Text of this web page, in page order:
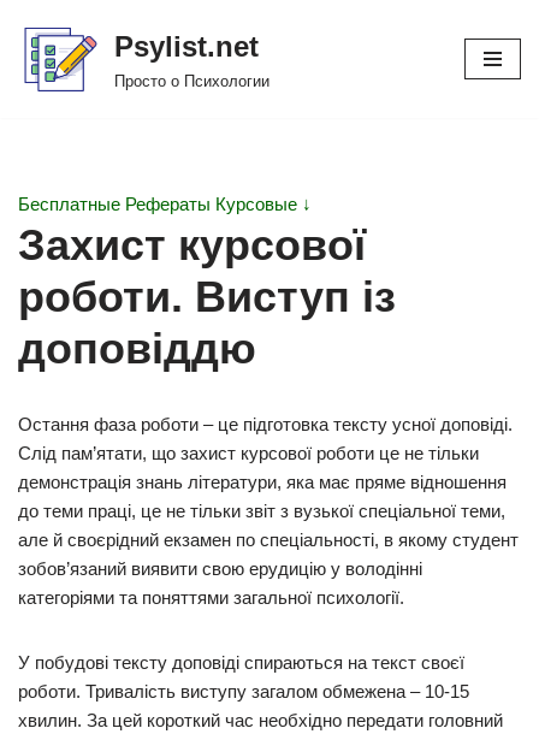
Перейти
Psylist.net
Просто о Психологии
Бесплатные Рефераты Курсовые ↓
Захист курсової
роботи. Виступ із
доповіддю
Остання фаза роботи – це підготовка тексту усної доповіді.
Слід пам’ятати, що захист курсової роботи це не тільки
демонстрація знань літератури, яка має пряме відношення
до теми праці, це не тільки звіт з вузької спеціальної теми,
але й своєрідний екзамен по спеціальності, в якому студент
зобов’язаний виявити свою ерудицію у володінні
категоріями та поняттями загальної психології.
У побудові тексту доповіді спираються на текст своєї
роботи. Тривалість виступу загалом обмежена – 10-15
хвилин. За цей короткий час необхідно передати головний